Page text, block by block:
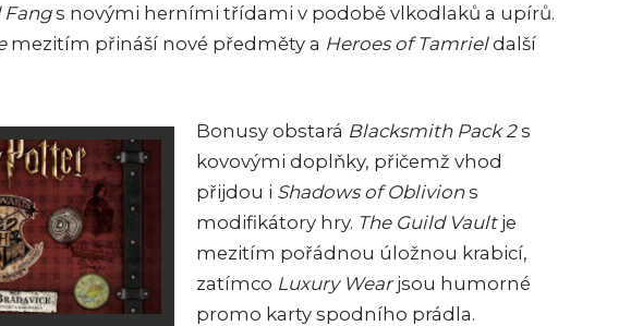
Fangs novými herními třídami v podobě vlkodlaků a upírů.
mezitím přináší nové předměty a Heroes of Tamrieldalší
Bonusy obstará Blacksmith Pack 2s
kovovými doplňky, přičemž vhod
přijdou i Shadows of Oblivions
modifikátory hry. The Guild Vaultje
mezitím pořádnou úložnou krabicí,
zatímco Luxury Wearjsou humorné
promo karty spodního prádla.